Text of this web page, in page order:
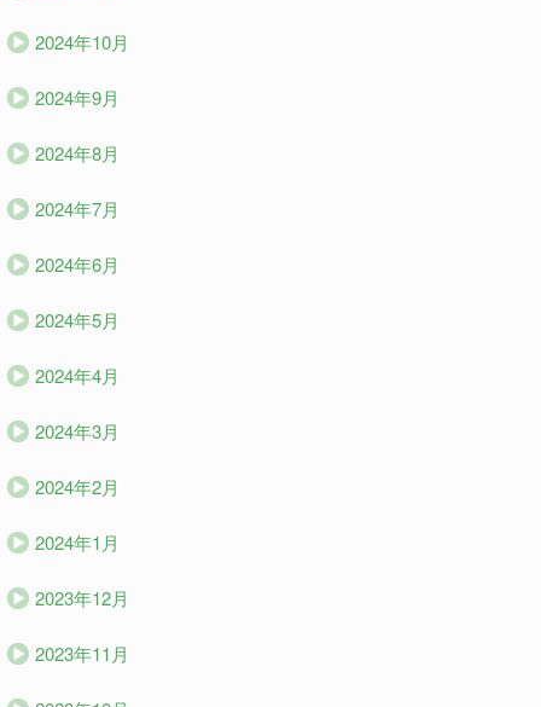
2024年10月
2024年9月
2024年8月
2024年7月
2024年6月
2024年5月
2024年4月
2024年3月
2024年2月
2024年1月
2023年12月
2023年11月